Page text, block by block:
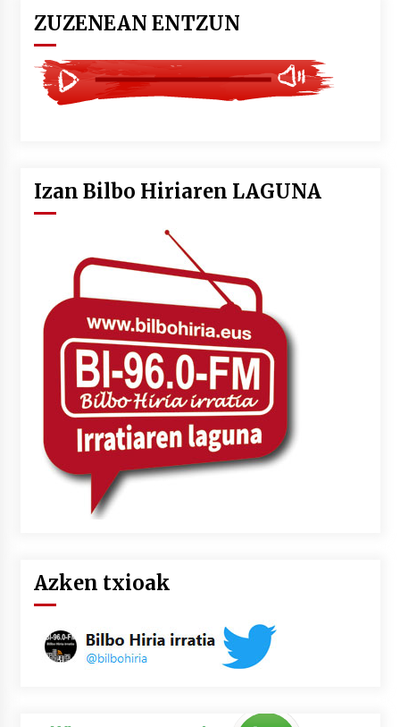
ZUZENEAN ENTZUN
Izan Bilbo Hiriaren LAGUNA
Azken txioak